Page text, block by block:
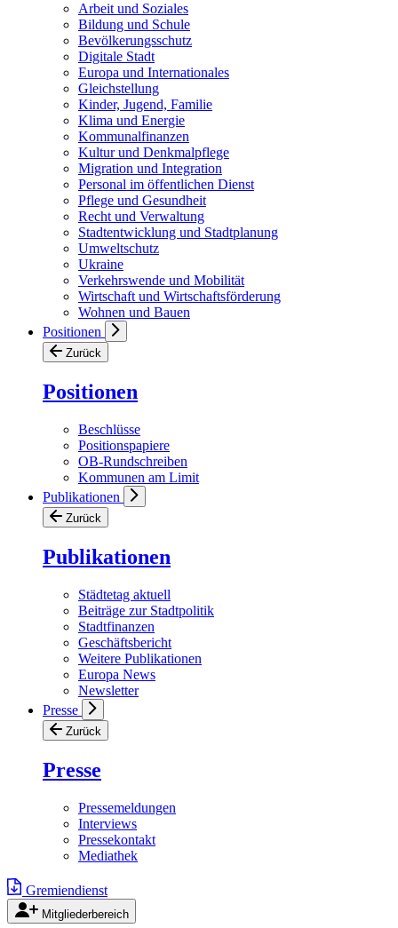
Arbeit und Soziales
Bildung und Schule
Bevölkerungsschutz
Digitale Stadt
Europa und Internationales
Gleichstellung
Kinder, Jugend, Familie
Klima und Energie
Kommunalfinanzen
Kultur und Denkmalpflege
Migration und Integration
Personal im öffentlichen Dienst
Pflege und Gesundheit
Recht und Verwaltung
Stadtentwicklung und Stadtplanung
Umweltschutz
Ukraine
Verkehrswende und Mobilität
Wirtschaft und Wirtschaftsförderung
Wohnen und Bauen
Positionen
Zurück
Positionen
Beschlüsse
Positionspapiere
OB-Rundschreiben
Kommunen am Limit
Publikationen
Zurück
Publikationen
Städtetag aktuell
Beiträge zur Stadtpolitik
Stadtfinanzen
Geschäftsbericht
Weitere Publikationen
Europa News
Newsletter
Presse
Zurück
Presse
Pressemeldungen
Interviews
Pressekontakt
Mediathek
Gremiendienst
Mitgliederbereich